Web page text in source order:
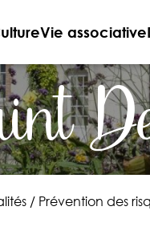
Vie associative
/ Prévention des